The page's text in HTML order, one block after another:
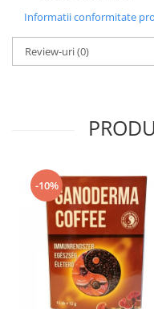
Informatii conformitate
Review-uri(0)
-10%